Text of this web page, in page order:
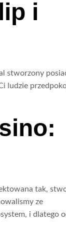
i
stworzony
ludzie
tak,
ze
i dlatego